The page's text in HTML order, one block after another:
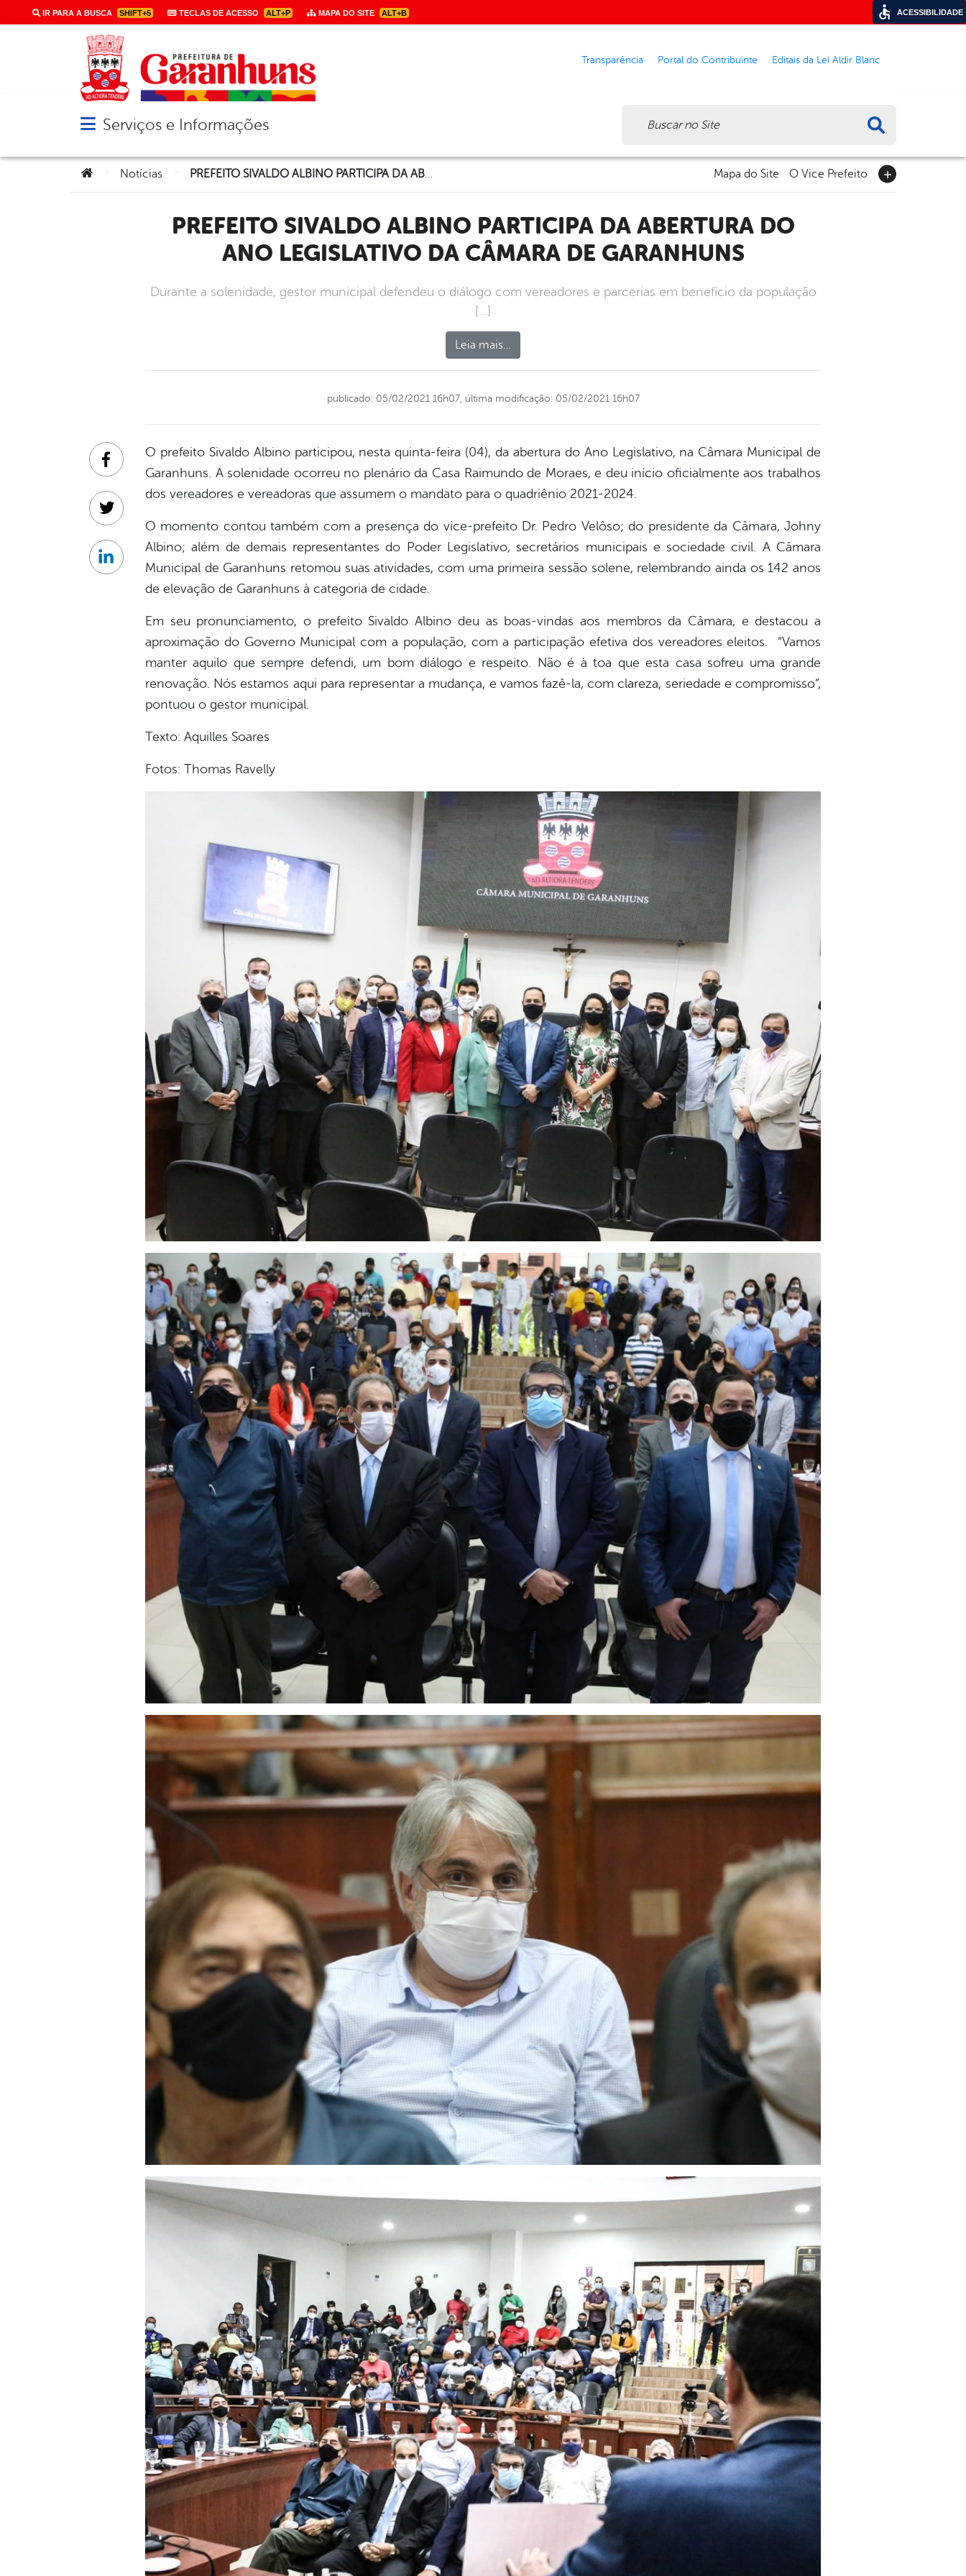
IR PARA A BUSCA SHIFT+5 TECLAS DE ACESSO ALT+P MAPA DO SITE ALT+B
Transparência Portal do Contribuinte Editais da Lei Aldir Blanc
Abrir menu principal de navegação
Serviços e Informações
Você está aqui:
Notícias PREFEITO SIVALDO ALBINO PARTICIPA DA ABERTURA DO ANO LEGISLATIVO DA CÂMARA DE GARANHUNS Mapa do Site O Vice Prefeito
PREFEITO SIVALDO ALBINO PARTICIPA DA ABERTURA DO
ANO LEGISLATIVO DA CÂMARA DE GARANHUNS
Durante a solenidade, gestor municipal defendeu o diálogo com vereadores e parcerias em benefício da população
[…]
Leia mais…
publicado: 05/02/2021 16h07, última modificação: 05/02/2021 16h07
O prefeito Sivaldo Albino participou, nesta quinta-feira (04), da abertura do Ano Legislativo, na Câmara Municipal de
Garanhuns. A solenidade ocorreu no plenário da Casa Raimundo de Moraes, e deu início oficialmente aos trabalhos
dos vereadores e vereadoras que assumem o mandato para o quadriênio 2021-2024.
O momento contou também com a presença do vice-prefeito Dr. Pedro Velôso; do presidente da Câmara, Johny
Albino; além de demais representantes do Poder Legislativo, secretários municipais e sociedade civil. A Câmara
Municipal de Garanhuns retomou suas atividades, com uma primeira sessão solene, relembrando ainda os 142 anos
de elevação de Garanhuns à categoria de cidade.
Em seu pronunciamento, o prefeito Sivaldo Albino deu as boas-vindas aos membros da Câmara, e destacou a
aproximação do Governo Municipal com a população, com a participação efetiva dos vereadores eleitos. “Vamos
manter aquilo que sempre defendi, um bom diálogo e respeito. Não é à toa que esta casa sofreu uma grande
renovação. Nós estamos aqui para representar a mudança, e vamos fazê-la, com clareza, seriedade e compromisso”,
pontuou o gestor municipal.
Texto: Aquilles Soares
Fotos: Thomas Ravelly
Facebook
Twitter
Linkedin
ACESSIBILIDADE